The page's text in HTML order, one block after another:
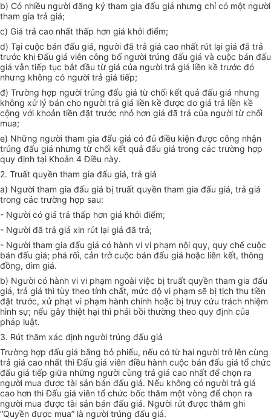
b) Có nhiều người đăng ký tham gia đấu giá nhưng chỉ có một người
tham gia trả giá;
c) Giá trả cao nhất thấp hơn giá khởi điểm;
d) Tại cuộc bán đấu giá, người đã trả giá cao nhất rút lại giá đã trả
trước khi Đấu giá viên công bố người trúng đấu giá và cuộc bán đấu
giá vẫn tiếp tục bắt đầu từ giá của người trả giá liền kề trước đó
nhưng không có người trả giá tiếp;
đ) Trường hợp người trúng đấu giá từ chối kết quả đấu giá nhưng
không xử lý bán cho người trả giá liền kề được do giá trả liền kề
cộng với khoản tiền đặt trước nhỏ hơn giá đã trả của người từ chối
mua;
e) Những người tham gia đấu giá có đủ điều kiện được công nhận
trúng đấu giá nhưng từ chối kết quả đấu giá trong các trường hợp
quy định tại Khoản 4 Điều này.
2. Truất quyền tham gia đấu giá, trả giá
a) Người tham gia đấu giá bị truất quyền tham gia đấu giá, trả giá
trong các trường hợp sau:
- Người có giá trả thấp hơn giá khởi điểm;
- Người đã trả giá xin rút lại giá đã trả;
- Người tham gia đấu giá có hành vi vi phạm nội quy, quy chế cuộc
bán đấu giá; phá rối, cản trở cuộc bán đấu giá hoặc liên kết, thông
đồng, dìm giá.
b) Người có hành vi vi phạm ngoài việc bị truất quyền tham gia đấu
giá, trả giá thì tùy theo tính chất, mức độ vi phạm sẽ bị tịch thu tiền
đặt trước, xử phạt vi phạm hành chính hoặc bị truy cứu trách nhiệm
hình sự; nếu gây thiệt hại thì phải bồi thường theo quy định của
pháp luật.
3. Rút thăm xác định người trúng đấu giá
Trường hợp đấu giá bằng bỏ phiếu, nếu có từ hai người trở lên cùng
trả giá cao nhất thì Đấu giá viên điều hành cuộc bán đấu giá tổ chức
đấu giá tiếp giữa những người cùng trả giá cao nhất để chọn ra
người mua được tài sản bán đấu giá. Nếu không có người trả giá
cao hơn thì Đấu giá viên tổ chức bốc thăm một vòng để chọn ra
người mua được tài sản bán đấu giá. Người rút được thăm ghi
“Quyền được mua” là người trúng đấu giá.